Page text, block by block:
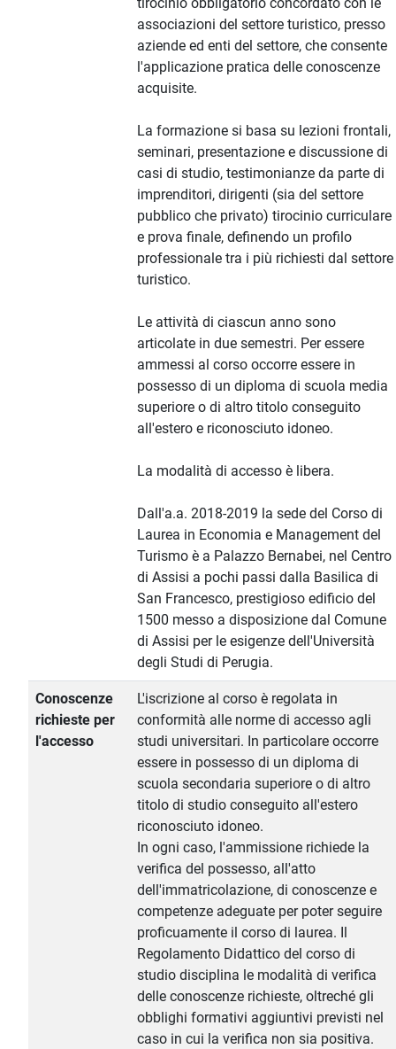
tirocinio obbligatorio concordato con le
associazioni del settore turistico, presso
aziende ed enti del settore, che consente
l'applicazione pratica delle conoscenze
acquisite.
La formazione si basa su lezioni frontali,
seminari, presentazione e discussione di
casi di studio, testimonianze da parte di
imprenditori, dirigenti (sia del settore
pubblico che privato) tirocinio curriculare
e prova finale, definendo un profilo
professionale tra i più richiesti dal settore
turistico.
Le attività di ciascun anno sono
articolate in due semestri. Per essere
ammessi al corso occorre essere in
possesso di un diploma di scuola media
superiore o di altro titolo conseguito
all'estero e riconosciuto idoneo.
La modalità di accesso è libera.
Dall'a.a. 2018-2019 la sede del Corso di
Laurea in Economia e Management del
Turismo è a Palazzo Bernabei, nel Centro
di Assisi a pochi passi dalla Basilica di
San Francesco, prestigioso edificio del
1500 messo a disposizione dal Comune
di Assisi per le esigenze dell'Università
degli Studi di Perugia.
Conoscenze
richieste per
l'accesso
L'iscrizione al corso è regolata in
conformità alle norme di accesso agli
studi universitari. In particolare occorre
essere in possesso di un diploma di
scuola secondaria superiore o di altro
titolo di studio conseguito all'estero
riconosciuto idoneo.
In ogni caso, l'ammissione richiede la
verifica del possesso, all'atto
dell'immatricolazione, di conoscenze e
competenze adeguate per poter seguire
proficuamente il corso di laurea. Il
Regolamento Didattico del corso di
studio disciplina le modalità di verifica
delle conoscenze richieste, oltreché gli
obblighi formativi aggiuntivi previsti nel
caso in cui la verifica non sia positiva.